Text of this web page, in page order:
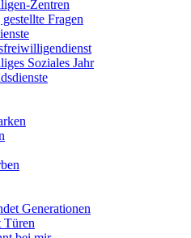
Zentren
Fragen
Soziales Jahr
Generationen
Türen